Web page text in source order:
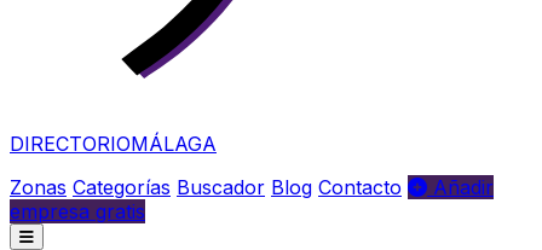
DIRECTORIOMÁLAGA
Zonas Categorías Buscador Blog Contacto
Añadir
empresa gratis